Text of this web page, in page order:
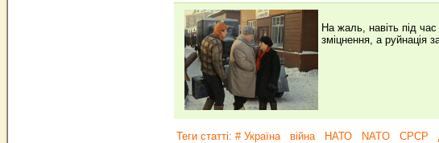
На жаль, навіть під час
зміцнення, а руйнація
Теги статті: # Україна війна НАТО NATO СРСР